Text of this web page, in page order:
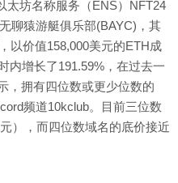
太坊名称服务（ENS）NFT24
聊猿游艇俱乐部(BAYC)，其
以价值158,000美元的ETH成
内增长了191.59%，在过去一
，拥有四位数或更少位数的
频道10kclub。目前三位数
），而四位数域名的底价接近